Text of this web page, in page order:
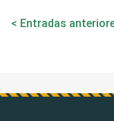
Navegación
Entradas